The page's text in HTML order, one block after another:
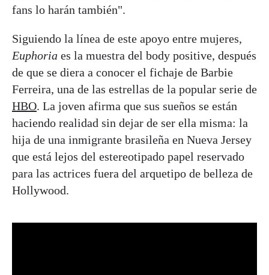
fans lo harán también".
Siguiendo la línea de este apoyo entre mujeres,
Euphoria es la muestra del body positive, después
de que se diera a conocer el fichaje de Barbie
Ferreira, una de las estrellas de la popular serie de
HBO. La joven afirma que sus sueños se están
haciendo realidad sin dejar de ser ella misma: la
hija de una inmigrante brasileña en Nueva Jersey
que está lejos del estereotipado papel reservado
para las actrices fuera del arquetipo de belleza de
Hollywood.